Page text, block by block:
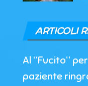
ARTICOLI
Al “Fucito”
paziente